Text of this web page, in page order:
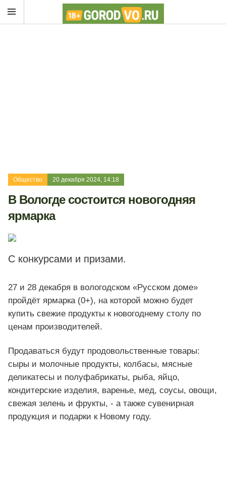
Общество 20 декабря 2024, 14:18
В Вологде состоится новогодняя
ярмарка
С конкурсами и призами.
27 и 28 декабря в вологодском «Русском доме»
пройдёт ярмарка (0+), на которой можно будет
купить свежие продукты к новогоднему столу по
ценам производителей.
Продаваться будут продовольственные товары:
сыры и молочные продукты, колбасы, мясные
деликатесы и полуфабрикаты, рыба, яйцо,
кондитерские изделия, варенье, мед, соусы, овощи,
свежая зелень и фрукты, - а также сувенирная
продукция и подарки к Новому году.